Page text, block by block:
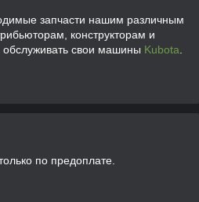
запчасти нашим различным
конструкторам и
свои машины Kubota
по предоплате.